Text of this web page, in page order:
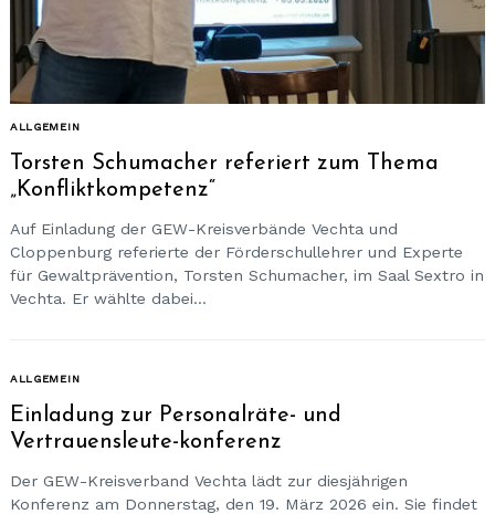
ALLGEMEIN
Torsten Schumacher referiert zum Thema
„Konfliktkompetenz“
Auf Einladung der GEW-Kreisverbände Vechta und
Cloppenburg referierte der Förderschullehrer und Experte
für Gewaltprävention, Torsten Schumacher, im Saal Sextro in
Vechta. Er wählte dabei...
ALLGEMEIN
Einladung zur Personalräte- und
Vertrauensleute-konferenz
Der GEW-Kreisverband Vechta lädt zur diesjährigen
Konferenz am Donnerstag, den 19. März 2026 ein. Sie findet